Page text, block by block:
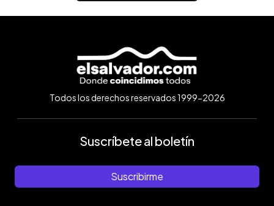
Todos los derechos reservados 1999-2026
Suscríbete al boletín
Suscribirme